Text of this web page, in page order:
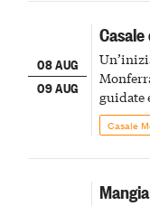
08 AUG
09 AUG
guidate
Casale